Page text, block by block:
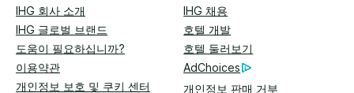
IHG 회사 소개
IHG 채용
IHG 글로벌 브랜드
호텔 개발
도움이 필요하십니까?
호텔 둘러보기
이용약관
AdChoices
개인정보 보호 및 쿠키 센터
개인정보 판매 거부